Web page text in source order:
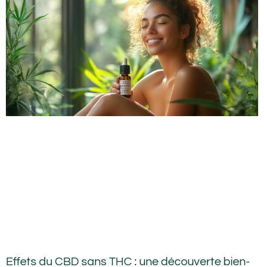
Effets du CBD sans THC : une découverte bien-